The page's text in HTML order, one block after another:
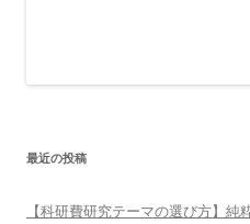
最近の投稿
【科研費研究テーマの選び方】